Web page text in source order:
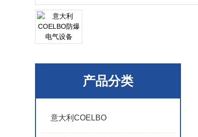
产品分类
意大利COELBO